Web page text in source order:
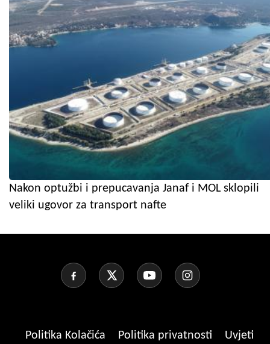
Nakon optužbi i prepucavanja Janaf i MOL sklopili
veliki ugovor za transport nafte
Politika Kolačića Politika privatnosti
Uvjeti